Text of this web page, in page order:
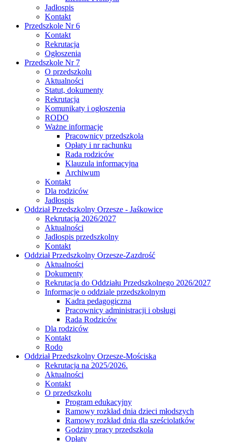
Jadłospis
Kontakt
Przedszkole Nr 6
Kontakt
Rekrutacja
Ogłoszenia
Przedszkole Nr 7
O przedszkolu
Aktualności
Statut, dokumenty
Rekrutacja
Komunikaty i ogłoszenia
RODO
Ważne informacje
Pracownicy przedszkola
Opłaty i nr rachunku
Rada rodziców
Klauzula informacyjna
Archiwum
Kontakt
Dla rodziców
Jadłospis
Oddział Przedszkolny Orzesze - Jaśkowice
Rekrutacja 2026/2027
Aktualności
Jadłospis przedszkolny
Kontakt
Oddział Przedszkolny Orzesze-Zazdrość
Aktualności
Dokumenty
Rekrutacja do Oddziału Przedszkolnego 2026/2027
Informacje o oddziale przedszkolnym
Kadra pedagogiczna
Pracownicy administracji i obsługi
Rada Rodziców
Dla rodziców
Kontakt
Rodo
Oddział Przedszkolny Orzesze-Mościska
Rekrutacja na 2025/2026.
Aktualności
Kontakt
O przedszkolu
Program edukacyjny
Ramowy rozkład dnia dzieci młodszych
Ramowy rozkład dnia dla sześciolatków
Godziny pracy przedszkola
Opłaty